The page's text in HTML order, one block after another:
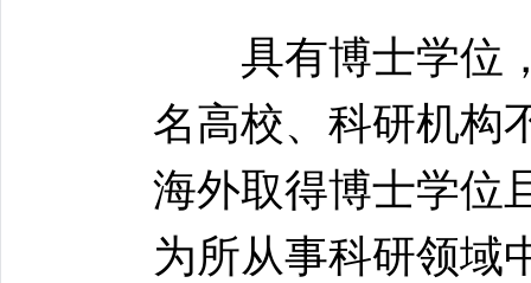
具有博士学位，
名高校、科研机构
海外取得博士学位
为所从事科研领